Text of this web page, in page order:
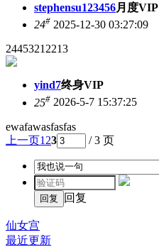
stephensu123456月度VIP
24# 2025-12-30 03:27:09
24453212213
yind7终身VIP
25# 2026-5-7 15:37:25
ewafawasfasfas
上一页1 23 / 3 页
回复
仙女宫
最近更新